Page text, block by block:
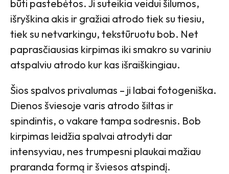
būti pastebėtos. Ji suteikia veidui šilumos,
išryškina akis ir gražiai atrodo tiek su tiesiu,
tiek su netvarkingu, tekstūruotu bob. Net
paprasčiausias kirpimas iki smakro su variniu
atspalviu atrodo kur kas išraiškingiau.
Šios spalvos privalumas – ji labai fotogeniška.
Dienos šviesoje varis atrodo šiltas ir
spindintis, o vakare tampa sodresnis. Bob
kirpimas leidžia spalvai atrodyti dar
intensyviau, nes trumpesni plaukai mažiau
praranda formą ir šviesos atspindį.